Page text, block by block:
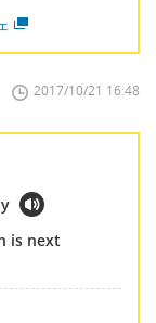
2017/10/21 16:48
is next